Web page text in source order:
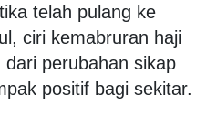
telah pulang ke
ciri kemabruran haji
perubahan sikap
positif bagi sekitar.